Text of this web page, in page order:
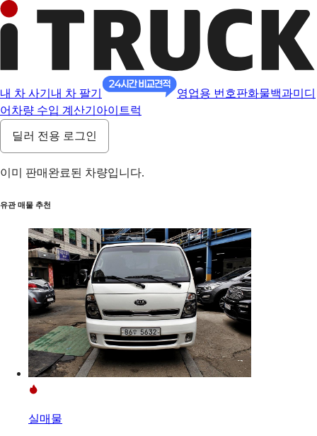
내 차 사기 내 차 팔기 영업용 번호판화물백과미디
어 차량 수입 계산기 아이트럭
딜러 전용 로그인
이미 판매완료된 차량입니다.
유관 매물 추천
실매물